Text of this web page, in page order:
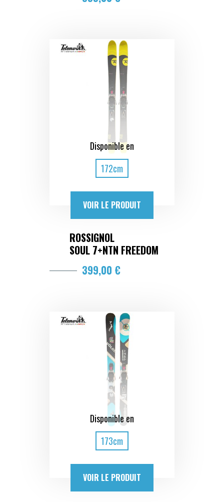
Disponible en
172cm
VOIR LE PRODUIT
ROSSIGNOL
SOUL 7+NTN FREEDOM
399,00 €
Disponible en
173cm
VOIR LE PRODUIT